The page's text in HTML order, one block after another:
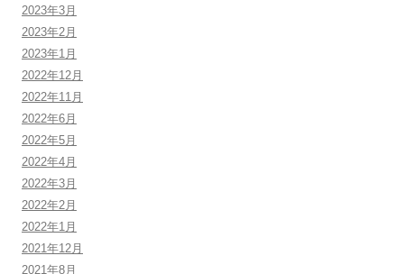
2023年3月
2023年2月
2023年1月
2022年12月
2022年11月
2022年6月
2022年5月
2022年4月
2022年3月
2022年2月
2022年1月
2021年12月
2021年8月